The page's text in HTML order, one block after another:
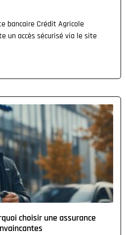
bancaire Crédit Agricole
un accès sécurisé via le site
choisir une assurance